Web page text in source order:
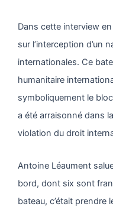
Dans cette interview
sur l’interception d’un
internationales. Ce
humanitaire
symboliquement le
a été arraisonné dans
violation du droit
Antoine Léaument
bord, dont six sont
bateau, c’était prendre